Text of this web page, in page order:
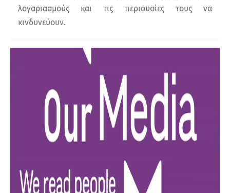
λογαριασμούς και τις περιουσίες τους να
κινδυνεύουν.